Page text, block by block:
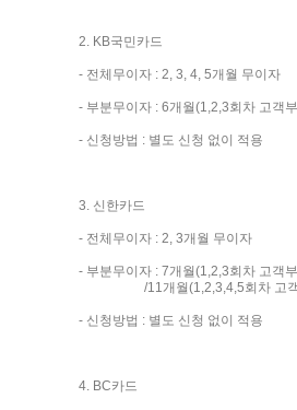
2. KB국민카드
- 전체무이자 : 2, 3, 4, 5개월 무이자
- 부분무이자 : 6개월(1,2,3회차 고객
- 신청방법 : 별도 신청 없이 적용
3. 신한카드
- 전체무이자 : 2, 3개월 무이자
- 부분무이자 : 7개월(1,2,3회차 고객
/11개월(1,2,3,4,5회차 고객부
- 신청방법 : 별도 신청 없이 적용
4. BC카드